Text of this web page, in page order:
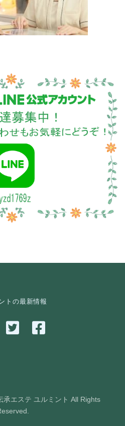
トの最新情報
エステ ユルミント All Rights